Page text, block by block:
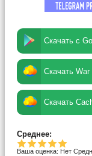
Скачать с
Скачать
Скачать
Среднее:
Ваша оценка: Нет